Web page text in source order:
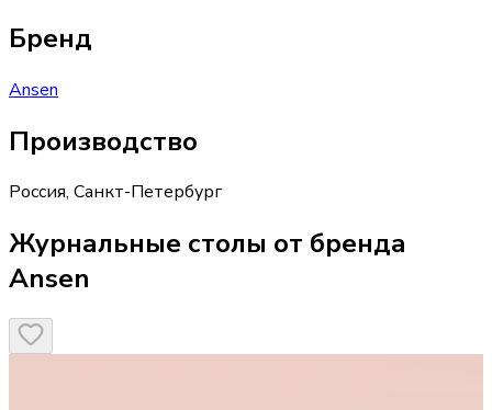
Бренд
Ansen
Производство
Россия, Санкт-Петербург
Журнальные столы от бренда
Ansen